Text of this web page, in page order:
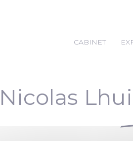
CABINET
Nicolas